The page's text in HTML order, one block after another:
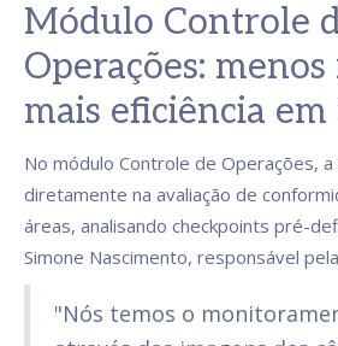
Módulo Controle
Operações: menos
mais eficiência
No módulo Controle de Operações,
diretamente na avaliação de
áreas, analisando checkpoints pré-
Simone Nascimento, responsável pela
"Nós temos o